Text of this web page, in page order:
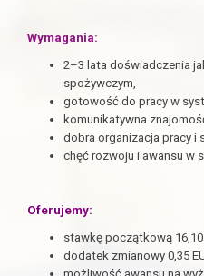
Wymagania:
2–3 lata doświadczenia
spożywczym,
gotowość do pracy w
komunikatywna
dobra organizacja pracy i
chęć rozwoju i awansu w
Oferujemy:
stawkę początkową
dodatek zmianowy 0,35